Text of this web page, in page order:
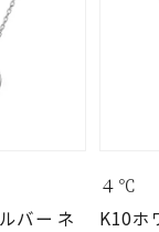
バー ネ
４℃
K10ホ